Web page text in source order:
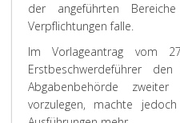
der angeführten
Verpflichtungen falle.
Im Vorlageantrag vom
Erstbeschwerdeführer
Abgabenbehörde
vorzulegen, machte